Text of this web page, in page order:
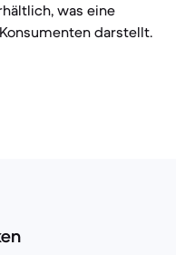
was eine
darstellt.